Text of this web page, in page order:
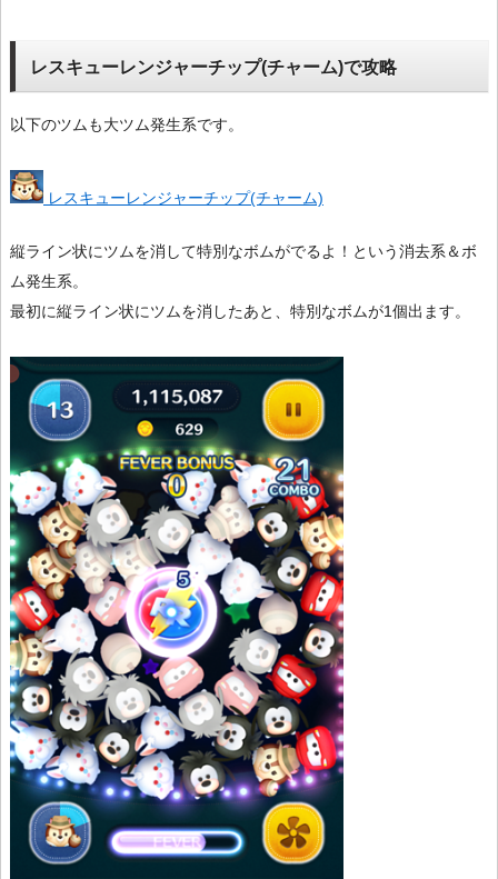
レスキューレンジャーチップ(チャーム)で攻略
以下のツムも大ツム発生系です。
レスキューレンジャーチップ(チャーム)
縦ライン状にツムを消して特別なボムがでるよ！という消去系＆ボ
ム発生系。
最初に縦ライン状にツムを消したあと、特別なボムが1個出ます。